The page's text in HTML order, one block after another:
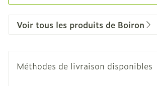
Voir tous les produits de Boiron
Méthodes de livraison disponibles